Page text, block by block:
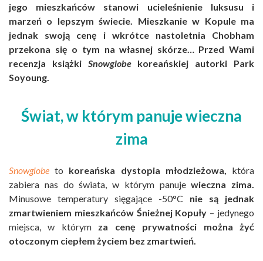
jego mieszkańców stanowi ucieleśnienie luksusu i
marzeń o lepszym świecie. Mieszkanie w Kopule ma
jednak swoją cenę i wkrótce nastoletnia Chobham
przekona się o tym na własnej skórze… Przed Wami
recenzja książki Snowglobe koreańskiej autorki Park
Soyoung.
Świat, w którym panuje wieczna
zima
Snowglobe to koreańska dystopia młodzieżowa,
która
zabiera nas do świata, w którym panujewieczna zima.
Minusowe temperatury sięgające -50°C nie są jednak
zmartwieniem mieszkańców Śnieżnej Kopuły – jedynego
miejsca, w którym za cenę prywatności można żyć
otoczonym ciepłem życiem bez zmartwień.